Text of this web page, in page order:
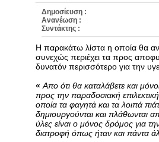
Δημοσίευση :
Ανανέωση :
Συντάκτης :
Η παρακάτω λίστα η οποία θα
συνεχώς περιέχει τα προς
δυνατόν περισσότερο για την
« Απο ότι θα καταλάβετε και
προς την παραδοσιακή
οποία τα φαγητά και τα λοιπά
δημιουργούνται και πλάθωνται
ύλες είναι ο μόνος δρόμος για
διατροφή όπως ήταν και πάντα